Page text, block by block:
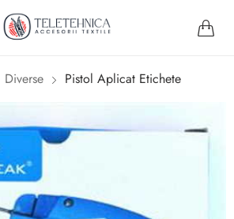
Diverse Pistol Aplicat Etichete